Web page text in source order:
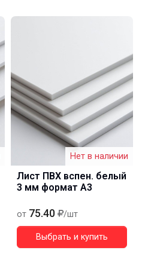
Нет в наличии
Лист ПВХ вспен. белый
3 мм формат А3
от 75.40 /шт
Выбрать и купить